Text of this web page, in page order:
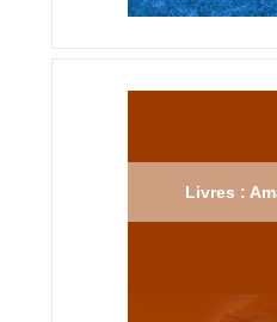
Livres :